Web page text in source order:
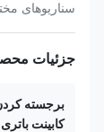
سناریوهای
جزئیات
برجسته
کابینت باتری 32U در فضای باز ضد سرقت